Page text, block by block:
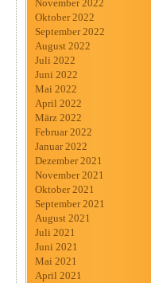
November 2022
Oktober 2022
September 2022
August 2022
Juli 2022
Juni 2022
Mai 2022
April 2022
März 2022
Februar 2022
Januar 2022
Dezember 2021
November 2021
Oktober 2021
September 2021
August 2021
Juli 2021
Juni 2021
Mai 2021
April 2021